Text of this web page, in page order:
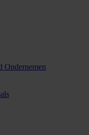
Ondernemen